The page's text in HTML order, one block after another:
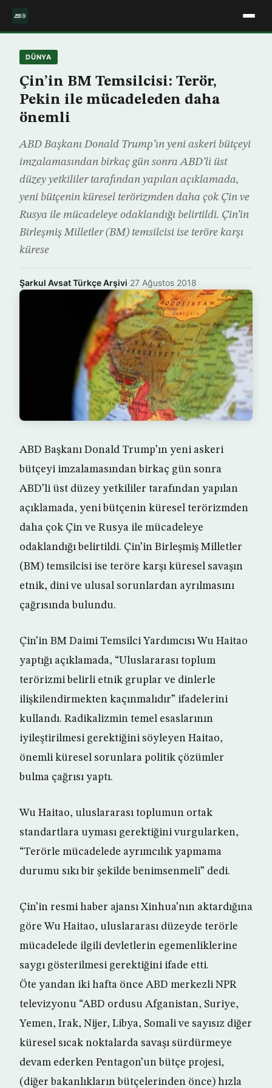
DÜNYA
Çin’in BM Temsilcisi: Terör,
Pekin ile mücadeleden daha
önemli
ABD Başkanı Donald Trump’ın yeni askeri bütçeyi
imzalamasından birkaç gün sonra ABD’li üst
düzey yetkililer tarafından yapılan açıklamada,
yeni bütçenin küresel terörizmden daha çok Çin ve
Rusya ile mücadeleye odaklandığı belirtildi. Çin’in
Birleşmiş Milletler (BM) temsilcisi ise teröre karşı
kürese
Şarkul Avsat Türkçe Arşivi·27 Ağustos 2018
ABD Başkanı Donald Trump’ın yeni askeri
bütçeyi imzalamasından birkaç gün sonra
ABD’li üst düzey yetkililer tarafından yapılan
açıklamada, yeni bütçenin küresel terörizmden
daha çok Çin ve Rusya ile mücadeleye
odaklandığı belirtildi. Çin’in Birleşmiş Milletler
(BM) temsilcisi ise teröre karşı küresel savaşın
etnik, dini ve ulusal sorunlardan ayrılmasını
çağrısında bulundu.
Çin’in BM Daimi Temsilci Yardımcısı Wu Haitao
yaptığı açıklamada, “Uluslararası toplum
terörizmi belirli etnik gruplar ve dinlerle
ilişkilendirmekten kaçınmalıdır” ifadelerini
kullandı. Radikalizmin temel esaslarının
iyileştirilmesi gerektiğini söyleyen Haitao,
önemli küresel sorunlara politik çözümler
bulma çağrısı yaptı.
Wu Haitao, uluslararası toplumun ortak
standartlara uyması gerektiğini vurgularken,
“Terörle mücadelede ayrımcılık yapmama
durumu sıkı bir şekilde benimsenmeli” dedi.
Çin’in resmi haber ajansı Xinhua’nın aktardığına
göre Wu Haitao, uluslararası düzeyde terörle
mücadelede ilgili devletlerin egemenliklerine
saygı gösterilmesi gerektiğini ifade etti.
Öte yandan iki hafta önce ABD merkezli NPR
televizyonu “ABD ordusu Afganistan, Suriye,
Yemen, Irak, Nijer, Libya, Somali ve sayısız diğer
küresel sıcak noktalarda savaşı sürdürmeye
devam ederken Pentagon’un bütçe projesi,
(diğer bakanlıkların bütçelerinden önce) hızla